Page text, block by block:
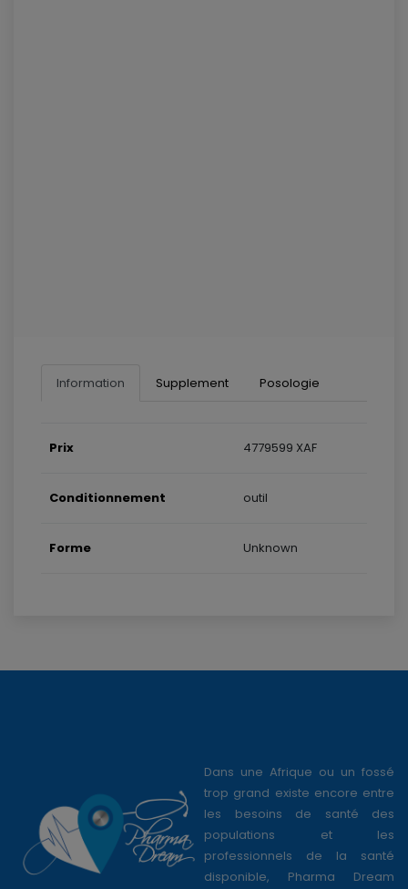
Information Supplement Posologie
Prix 4779599 XAF
Conditionnement outil
Forme Unknown
Dans une Afrique ou un fossé
trop grand existe encore entre
les besoins de santé des
populations et les
professionnels de la santé
disponible, Pharma Dream